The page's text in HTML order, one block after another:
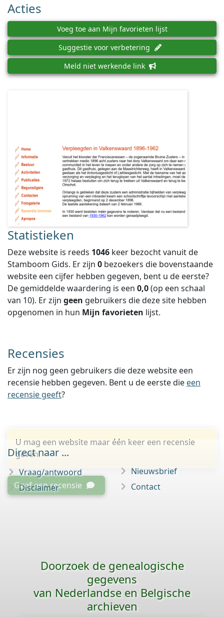
Acties
Voeg toe aan Mijn favorieten lijst
Suggestie voor verbetering
Meld niet werkende link
Statistieken
Deze website is reeds 1046 keer bezocht vanuit de
Stamboom Gids. Er zijn 0 bezoekers die bovenstaande
website een cijfer hebben gegeven, bent u de eerste?
De gemiddelde waardering is een 0,0(op een schaal
van 10). Er zijn geen gebruikers die deze site hebben
opgenomen in hun Mijn favorieten lijst.
Recensies
Er zijn nog geen gebruikers die deze website een
recensie hebben gegeven. Bent u de eerste die een
recensie geeft?
U mag een website maar één keer een recensie
geven.
Geef een recensie
Direct naar ...
Vraag/antwoord
Disclaimer
Nieuwsbrief
Contact
Doorzoek de genealogische
gegevens
van Nederlandse en Belgische
archieven